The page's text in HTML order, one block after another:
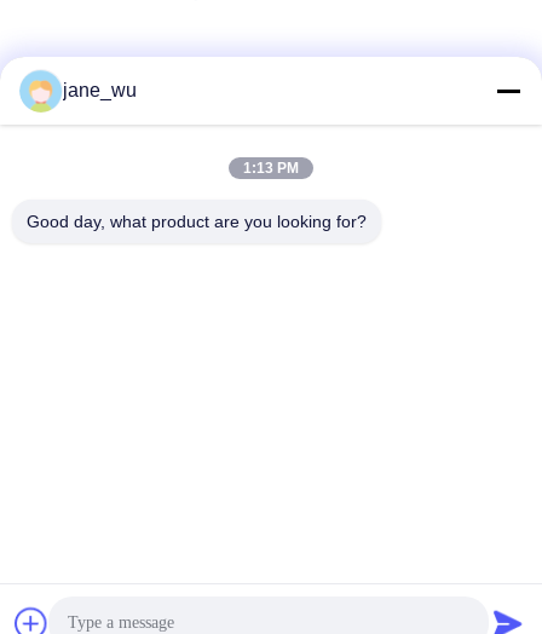
전화
ANHUI CRYSTRO CRYSTAL MATERIALS Co., Ltd. 모두 모든 권
jane_wu
1:13 PM
Good day, what product are you looking for?